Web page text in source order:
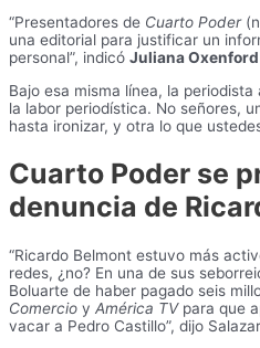
“Presentadores de Cuarto Poder
una editorial para justificar un
personal”, indicó Juliana Oxenford
Bajo esa misma línea, la
la labor periodística. No señores,
hasta ironizar, y otra lo que
Cuarto Poder se
denuncia de
“Ricardo Belmont estuvo más
redes, ¿no? En una de sus
Boluarte de haber pagado seis
Comercio y América TVpara que
vacar a Pedro Castillo”, dijo